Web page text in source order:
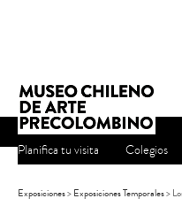
Planifica tu visita Colegios
Exposiciones>Exposiciones Temporales>